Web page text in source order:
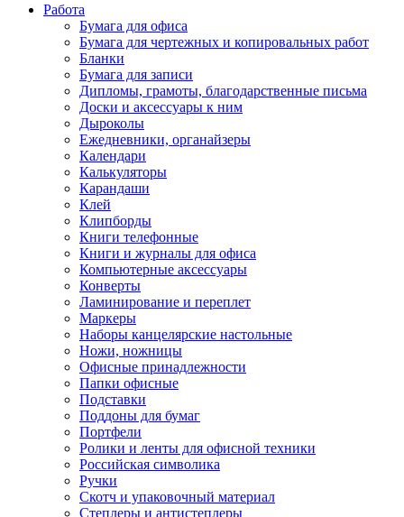
Работа
Бумага для офиса
Бумага для чертежных и копировальных работ
Бланки
Бумага для записи
Дипломы, грамоты, благодарственные письма
Доски и аксессуары к ним
Дыроколы
Ежедневники, органайзеры
Календари
Калькуляторы
Карандаши
Клей
Клипборды
Книги телефонные
Книги и журналы для офиса
Компьютерные аксессуары
Конверты
Ламинирование и переплет
Маркеры
Наборы канцелярские настольные
Ножи, ножницы
Офисные принадлежности
Папки офисные
Подставки
Поддоны для бумаг
Портфели
Ролики и ленты для офисной техники
Российская символика
Ручки
Скотч и упаковочный материал
Степлеры и антистеплеры